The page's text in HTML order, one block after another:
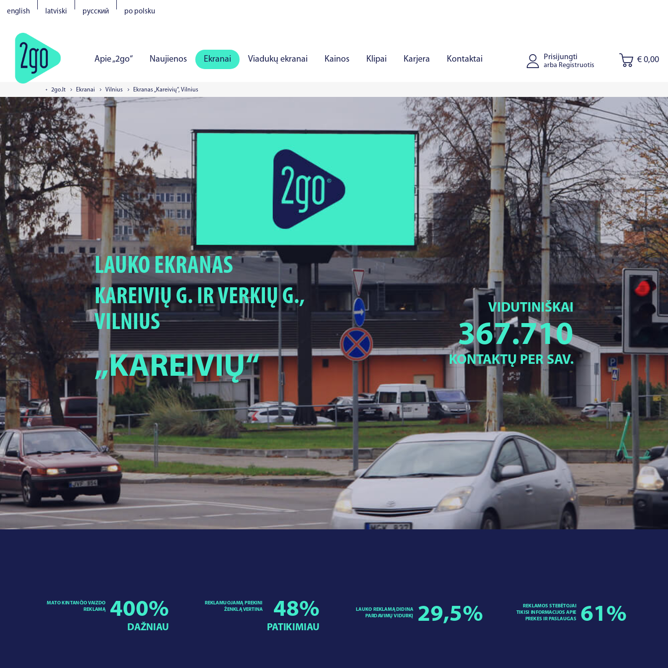
english latviski русский po polsku
Apie „2go“ Naujienos Ekranai Viadukų ekranai Kainos Klipai Karjera Kontaktai Prisijungti
arba Registruotis
€ 0,00
Vilnius Kaunas Klaipėda
2go.lt Ekranai Vilnius Ekranas „Kareivių“, Vilnius
LAUKO EKRANAS
KAREIVIŲ G. IR VERKIŲ G.,
VILNIUS
„KAREIVIŲ“
VIDUTINIŠKAI
367.710
KONTAKTŲ PER SAV.
MATO KINTANČIO VAIZDO
REKLAMĄ 400%
DAŽNIAU
REKLAMUOJAMĄ PREKINI
ŽENKLĄ VERTINA 48%
PATIKIMIAU
LAUKO REKLAMĄ DIDINA
PARDAVIMŲ VIDURKĮ 29,5% REKLAMOS STEBĖTOJAI
TIKISI INFORMACIJOS APIE
PREKES IR PASLAUGAS 61%